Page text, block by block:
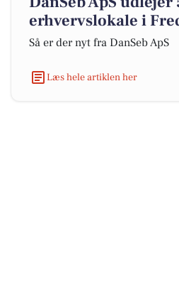
erhvervslokale i
Så er der nyt fra DanSeb ApS
Læs hele artiklen her